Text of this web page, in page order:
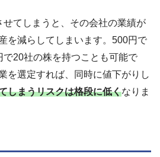
てしまうと、その会社の業績が
を減らしてしまいます。500円で
20社の株を持つことも可能で
を選定すれば、同時に値下がりし
しまうリスクは格段に低くなりま